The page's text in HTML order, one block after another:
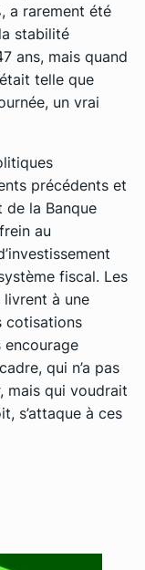
a rarement été
stabilité
ans, mais quand
telle que
un vrai
précédents et
de la Banque
au
fiscal. Les
livrent à une
cotisations
encourage
qui n’a pas
mais qui voudrait
s’attaque à ces